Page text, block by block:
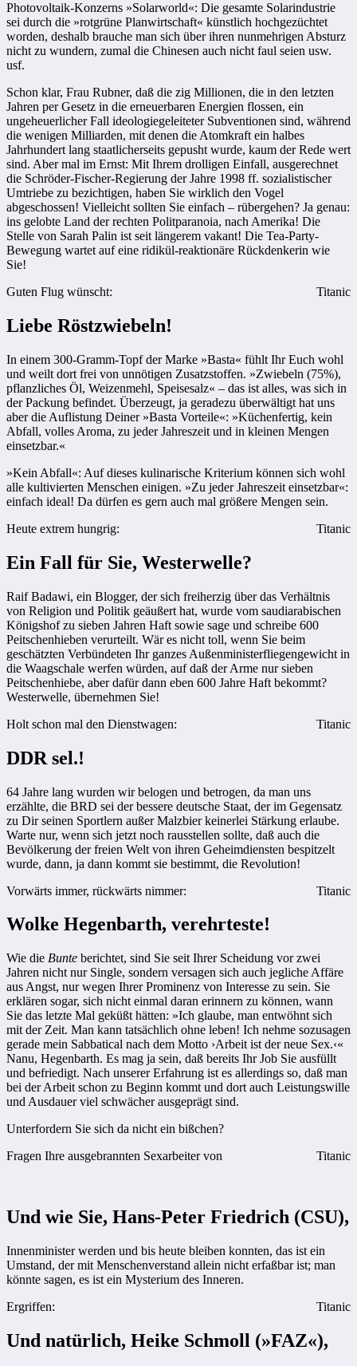
Photovoltaik-Konzerns »Solarworld«: Die gesamte Solarindustrie
sei durch die »rotgrüne Planwirtschaft« künstlich hochgezüchtet
worden, deshalb brauche man sich über ihren nunmehrigen Absturz
nicht zu wundern, zumal die Chinesen auch nicht faul seien usw.
usf.
Schon klar, Frau Rubner, daß die zig Millionen, die in den letzten
Jahren per Gesetz in die erneuerbaren Energien flossen, ein
ungeheuerlicher Fall ideologiegeleiteter Subventionen sind, während
die wenigen Milliarden, mit denen die Atomkraft ein halbes
Jahrhundert lang staatlicherseits gepusht wurde, kaum der Rede wert
sind. Aber mal im Ernst: Mit Ihrem drolligen Einfall, ausgerechnet
die Schröder-Fischer-Regierung der Jahre 1998 ff. sozialistischer
Umtriebe zu bezichtigen, haben Sie wirklich den Vogel
abgeschossen! Vielleicht sollten Sie einfach – rübergehen? Ja genau:
ins gelobte Land der rechten Politparanoia, nach Amerika! Die
Stelle von Sarah Palin ist seit längerem vakant! Die Tea-Party-
Bewegung wartet auf eine ridikül-reaktionäre Rückdenkerin wie
Sie!
Guten Flug wünscht:
Titanic
Liebe Röstzwiebeln!
In einem 300-Gramm-Topf der Marke »Basta« fühlt Ihr Euch wohl
und weilt dort frei von unnötigen Zusatzstoffen. »Zwiebeln (75%),
pflanzliches Öl, Weizenmehl, Speisesalz« – das ist alles, was sich in
der Packung befindet. Überzeugt, ja geradezu überwältigt hat uns
aber die Auflistung Deiner »Basta Vorteile«: »Küchenfertig, kein
Abfall, volles Aroma, zu jeder Jahreszeit und in kleinen Mengen
einsetzbar.«
»Kein Abfall«: Auf dieses kulinarische Kriterium können sich wohl
alle kultivierten Menschen einigen. »Zu jeder Jahreszeit einsetzbar«:
einfach ideal! Da dürfen es gern auch mal größere Mengen sein.
Heute extrem hungrig:
Titanic
Ein Fall für Sie, Westerwelle?
Raif Badawi, ein Blogger, der sich freiherzig über das Verhältnis
von Religion und Politik geäußert hat, wurde vom saudiarabischen
Königshof zu sieben Jahren Haft sowie sage und schreibe 600
Peitschenhieben verurteilt. Wär es nicht toll, wenn Sie beim
geschätzten Verbündeten Ihr ganzes Außenministerfliegengewicht in
die Waagschale werfen würden, auf daß der Arme nur sieben
Peitschenhiebe, aber dafür dann eben 600 Jahre Haft bekommt?
Westerwelle, übernehmen Sie!
Holt schon mal den Dienstwagen:
Titanic
DDR sel.!
64 Jahre lang wurden wir belogen und betrogen, da man uns
erzählte, die BRD sei der bessere deutsche Staat, der im Gegensatz
zu Dir seinen Sportlern außer Malzbier keinerlei Stärkung erlaube.
Warte nur, wenn sich jetzt noch rausstellen sollte, daß auch die
Bevölkerung der freien Welt von ihren Geheimdiensten bespitzelt
wurde, dann, ja dann kommt sie bestimmt, die Revolution!
Vorwärts immer, rückwärts nimmer:
Titanic
Wolke Hegenbarth, verehrteste!
Wie die Bunte berichtet, sind Sie seit Ihrer Scheidung vor zwei
Jahren nicht nur Single, sondern versagen sich auch jegliche Affäre
aus Angst, nur wegen Ihrer Prominenz von Interesse zu sein. Sie
erklären sogar, sich nicht einmal daran erinnern zu können, wann
Sie das letzte Mal geküßt hätten: »Ich glaube, man entwöhnt sich
mit der Zeit. Man kann tatsächlich ohne leben! Ich nehme sozusagen
gerade mein Sabbatical nach dem Motto ›Arbeit ist der neue Sex.‹«
Nanu, Hegenbarth. Es mag ja sein, daß bereits Ihr Job Sie ausfüllt
und befriedigt. Nach unserer Erfahrung ist es allerdings so, daß man
bei der Arbeit schon zu Beginn kommt und dort auch Leistungswille
und Ausdauer viel schwächer ausgeprägt sind.
Unterfordern Sie sich da nicht ein bißchen?
Fragen Ihre ausgebrannten Sexarbeiter von
Titanic
Und wie Sie, Hans-Peter Friedrich (CSU),
Innenminister werden und bis heute bleiben konnten, das ist ein
Umstand, der mit Menschenverstand allein nicht erfaßbar ist; man
könnte sagen, es ist ein Mysterium des Inneren.
Ergriffen:
Titanic
Und natürlich, Heike Schmoll (»FAZ«),